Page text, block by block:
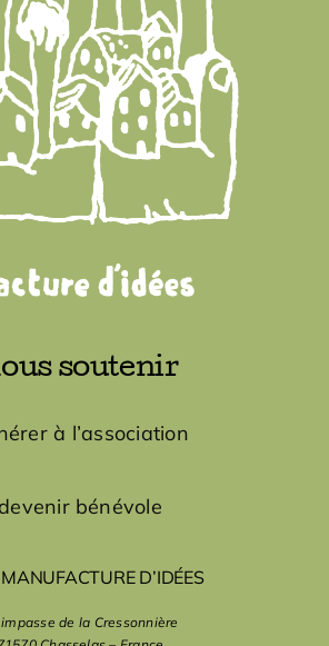
soutenir
à l’association
devenir bénévole
D’IDÉES
de la Cressonnière